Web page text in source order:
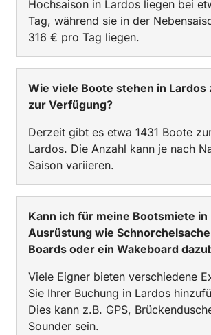
Hochsaison in Lardos liegen bei
Tag, während sie in der
316 € pro Tag liegen.
Wie viele Boote stehen in Lardos
zur Verfügung?
Derzeit gibt es etwa 1431 Boote
Lardos. Die Anzahl kann je nach
Saison variieren.
Kann ich für meine Bootsmiete in
Ausrüstung wie
Boards oder ein Wakeboard
Viele Eigner bieten verschiedene
Sie Ihrer Buchung in Lardos
Dies kann z.B. GPS,
Sounder sein.